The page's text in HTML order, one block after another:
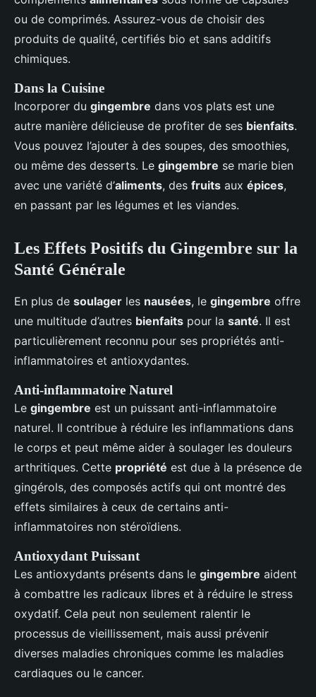
ou de comprimés. Assurez-vous de choisir des
produits de qualité, certifiés bio et sans additifs
chimiques.
Dans la Cuisine
Incorporer du gingembre dans vos plats est une
autre manière délicieuse de profiter de ses bienfaits.
Vous pouvez l’ajouter à des soupes, des smoothies,
ou même des desserts. Le gingembre se marie bien
avec une variété d’aliments, des fruits aux épices,
en passant par les légumes et les viandes.
Les Effets Positifs du Gingembre sur la
Santé Générale
En plus de soulager les nausées, le gingembre offre
une multitude d’autres bienfaits pour la santé. Il est
particulièrement reconnu pour ses propriétés anti-
inflammatoires et antioxydantes.
Anti-inflammatoire Naturel
Le gingembre est un puissant anti-inflammatoire
naturel. Il contribue à réduire les inflammations dans
le corps et peut même aider à soulager les douleurs
arthritiques. Cette propriété est due à la présence de
gingérols, des composés actifs qui ont montré des
effets similaires à ceux de certains anti-
inflammatoires non stéroïdiens.
Antioxydant Puissant
Les antioxydants présents dans le gingembre aident
à combattre les radicaux libres et à réduire le stress
oxydatif. Cela peut non seulement ralentir le
processus de vieillissement, mais aussi prévenir
diverses maladies chroniques comme les maladies
cardiaques ou le cancer.